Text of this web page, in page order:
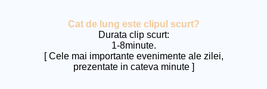
Cat de lung este clipul scurt?
Durata clip scurt:
1-8minute.
[ Cele mai importante evenimente ale zilei,
prezentate in cateva minute ]